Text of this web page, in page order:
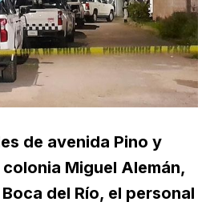
de avenida Pino y
Miguel Alemán,
del Río, el personal